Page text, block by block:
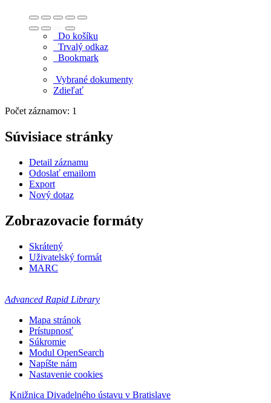
Do košíku
Trvalý odkaz
Bookmark
Vybrané dokumenty
Zdieľať
Počet záznamov: 1
Súvisiace stránky
Detail záznamu
Odoslať emailom
Export
Nový dotaz
Zobrazovacie formáty
Skrátený
Uživatelský formát
MARC
Advanced Rapid Library
Mapa stránok
Prístupnosť
Súkromie
Modul OpenSearch
Napíšte nám
Nastavenie cookies
Knižnica Divadelného ústavu v Bratislave